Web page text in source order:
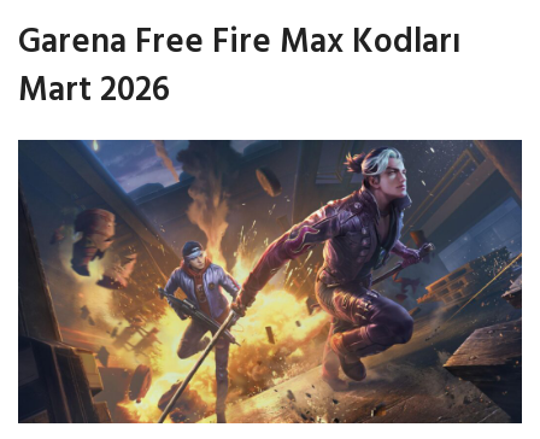
Garena Free Fire Max Kodları
Mart 2026